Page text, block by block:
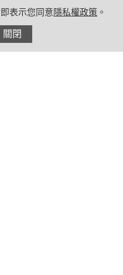
表示您同意隱私權政策 。
關閉